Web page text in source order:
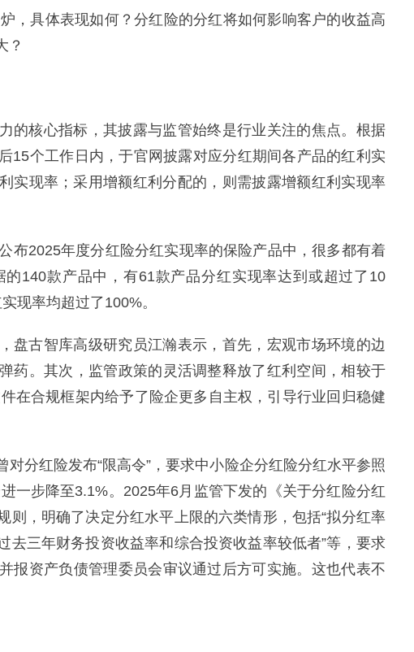
，具体表现如何？分红险的分红将如何影响客户的收益高
？
的核心指标，其披露与监管始终是行业关注的焦点。根据
15个工作日内，于官网披露对应分红期间各产品的红利实
现率；采用增额红利分配的，则需披露增额红利实现率
布2025年度分红险分红实现率的保险产品中，很多都有着
140款产品中，有61款产品分红实现率达到或超过了10
现率均超过了100%。
盘古智库高级研究员江瀚表示，首先，宏观市场环境的边
药。其次，监管政策的灵活调整释放了红利空间，相较于
在合规框架内给予了险企更多自主权，引导行业回归稳健
分红险发布“限高令”，要求中小险企分红险分红水平参照
一步降至3.1%。2025年6月监管下发的《关于分红险分红
则，明确了决定分红水平上限的六类情形，包括“拟分红率
去三年财务投资收益率和综合投资收益率较低者”等，要求
报资产负债管理委员会审议通过后方可实施。这也代表不